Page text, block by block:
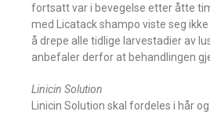
fortsatt var i bevegelse etter åtte
med Licatack shampo viste seg
å drepe alle tidlige larvestadier av
anbefaler derfor at behandlingen
Linicin Solution
Linicin Solution skal fordeles i hår